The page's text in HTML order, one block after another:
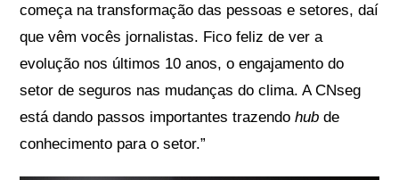
começa na transformação das pessoas e setores, daí
que vêm vocês jornalistas. Fico feliz de ver a
evolução nos últimos 10 anos, o engajamento do
setor de seguros nas mudanças do clima. A CNseg
está dando passos importantes trazendohub de
conhecimento para o setor.”